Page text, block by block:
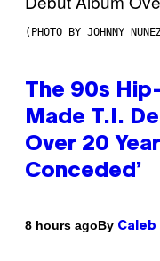
(PHOTO BY JOHNNY
The 90s
Made T.I.
Over 20
Conceded’
8 hours agoBy Caleb